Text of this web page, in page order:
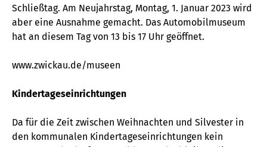
Schließtag. Am Neujahrstag, Montag, 1. Januar 2023 wird
aber eine Ausnahme gemacht. Das Automobilmuseum
hat an diesem Tag von 13 bis 17 Uhr geöffnet.
www.zwickau.de/museen
Kindertageseinrichtungen
Da für die Zeit zwischen Weihnachten und Silvester in
den kommunalen Kindertageseinrichtungen kein